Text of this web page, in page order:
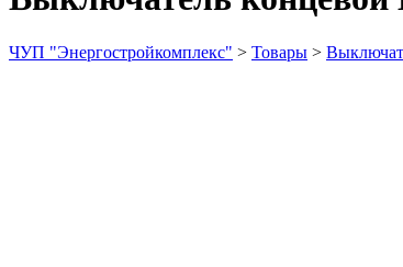
ЧУП "Энергостройкомплекс" > Товары >